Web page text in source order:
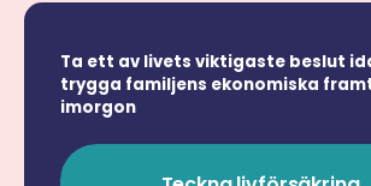
Ta ett av livets viktigaste beslut
trygga familjens ekonomiska
imorgon